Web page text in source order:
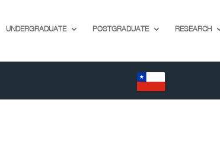
UNDERGRADUATE POSTGRADUATE RESEARCH
EN